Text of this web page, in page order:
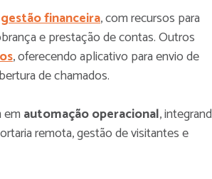
gestão financeira, com recursos para
e prestação de contas. Outros
, oferecendo aplicativo para envio de
de chamados.
automação operacional,
remota, gestão de visitantes e